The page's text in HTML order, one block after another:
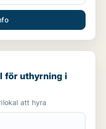
i Stockholms län
för uthyrning i
att hyra